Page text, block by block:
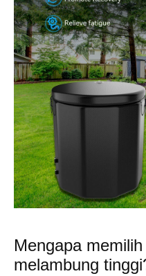
Mengapa
melambung